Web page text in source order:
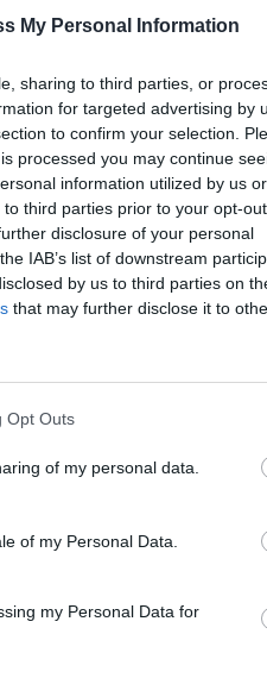
My Personal Information
sharing to third parties, or
for targeted advertising by
to confirm your selection.
processed you may continue
information utilized by us or
third parties prior to your opt-
disclosure of your personal
IAB’s list of downstream
by us to third parties on
that may further disclose it to
Opt Outs
of my personal data.
of my Personal Data.
my Personal Data for
na sprzedaż. Zatrzymano
X. Konkurs z podcastem
„Za PiS tak nie było”
Amerykanie odpowiedzieli
Nie żyje 58-letnia kobieta
Jest opinia komisji
dymisję. „Wobec bezprawnych
Europoseł KO nie ma
tradycyjny fason. Ryzyko dziur
Poseł PiS nie ma pojęcia
wizyta w cieniu
„Bezczelny numer”
atomowym. Jest plan
i Szczerba. Poranne
dostali pieniądze za tokeny